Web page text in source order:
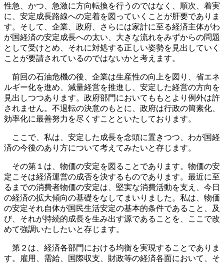
性急、かつ、急激に方向転換を行うのではなく、順次、着実
に、安定成長路線への定着を図っていくことが肝要でありま
す。そして、企業、政府、さらには家計に至る経済主体がわ
が国経済の安定成長への太い、大きな流れをみずからの問題
として受けとめ、それに対処する正しい姿勢を見出していく
ことが要請されているのではないかと考えます。
前回の石油危機の後、企業は生産性の向上を図り、省エネ
ルギー化を進め、減量経営を推進し、安定した経営の方向を
見出しつつあります。政府部門においてももとより例外は許
されません。不退転の決意のもとに、政府は行政の簡素化、
効率化に最善努力を尽くすことといたしております。
ここで、私は、安定した成長を念頭に置きつつ、わが国経
済の今後のあり方について考えてみたいと存じます。
その第１は、物価の安定を図ることであります。物価の安
定こそは経済運営の成否を決するものであります。最近に至
るまでの消費者物価の安定は、堅実な消費活動を支え、今日
の経済の拡大傾向の基礎をなしてまいりました。私は、物価
の安定それ自体が国民生活安定の基本的条件であること、及
び、それが持続的成長を生み出す源であることを、ここで改
めて強調いたしたいと存じます。
第２は、経済各部門における均衡を実現することでありま
す。雇用、需給、国際収支、財政等の経済各面において、そ